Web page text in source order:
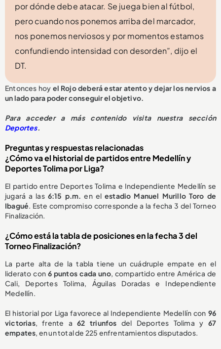
por dónde debe atacar. Se juega bien al fútbol,
pero cuando nos ponemos arriba del marcador,
nos ponemos nerviosos y por momentos estamos
confundiendo intensidad con desorden”, dijo el
DT.
Entonces hoy el Rojo deberá estar atento y dejar los nervios a
un lado para poder conseguir el objetivo.
Para acceder a más contenido visita nuestra sección
Deportes.
Preguntas y respuestas relacionadas
¿Cómo va el historial de partidos entre Medellín y
Deportes Tolima por Liga?
El partido entre Deportes Tolima e Independiente Medellín se
jugará a las 6:15 p.m. en elestadio Manuel Murillo Toro de
Ibagué . Este compromiso corresponde a la fecha 3 del Torneo
Finalización.
¿Cómo está la tabla de posiciones en la fecha 3 del
Torneo Finalización?
La parte alta de la tabla tiene un cuádruple empate en el
liderato con 6 puntos cada uno, compartido entre América de
Cali, Deportes Tolima, Águilas Doradas e Independiente
Medellín.
El historial por Liga favorece al Independiente Medellín con 96
victorias, frente a62 triunfos del Deportes Tolima y 67
empates , en un total de 225 enfrentamientos disputados.